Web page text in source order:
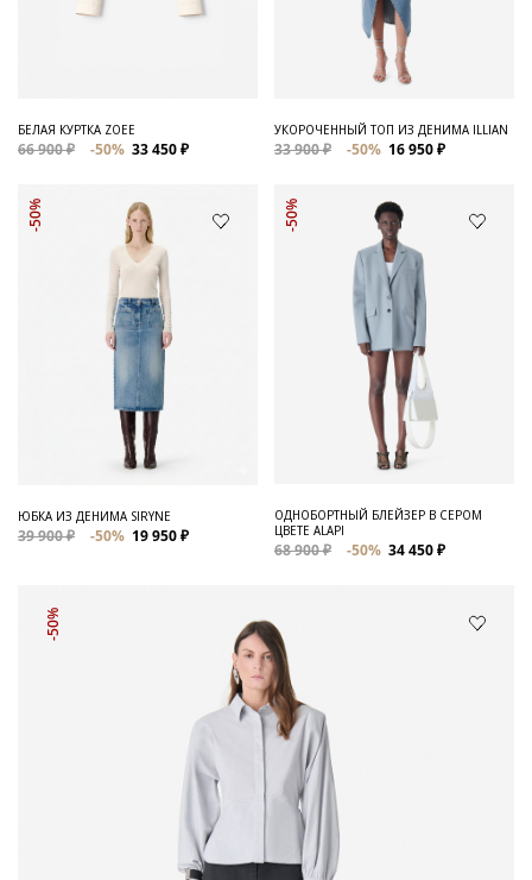
БЕЛАЯ КУРТКА ZOEE
66 900 ₽ -50% 33 450 ₽
УКОРОЧЕННЫЙ ТОП ИЗ ДЕНИМА ILLIAN
33 900 ₽ -50% 16 950 ₽
-50%
ЮБКА ИЗ ДЕНИМА SIRYNE
39 900 ₽ -50% 19 950 ₽
-50%
ОДНОБОРТНЫЙ БЛЕЙЗЕР В СЕРОМ
ЦВЕТЕ ALAPI
68 900 ₽ -50% 34 450 ₽
-50%